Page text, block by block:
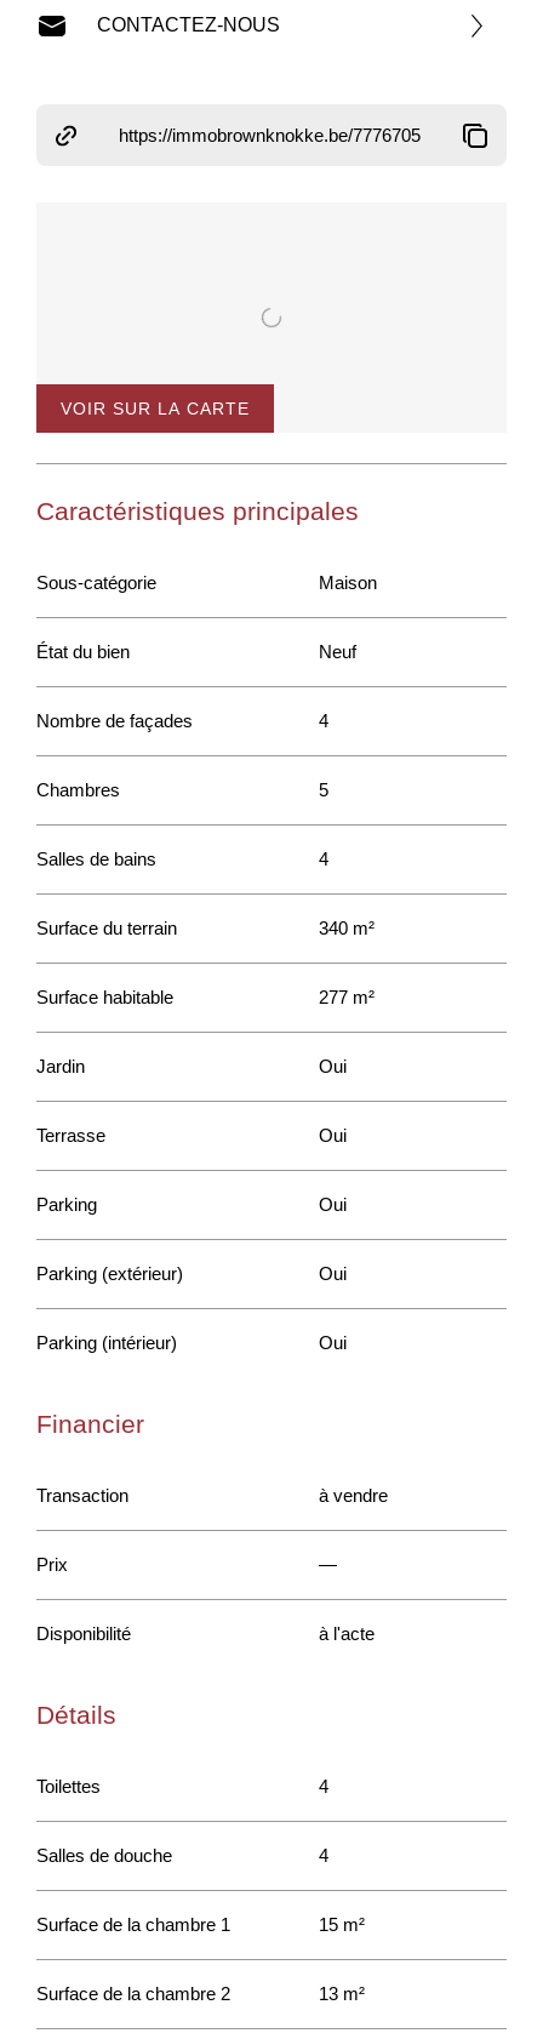
CONTACTEZ-NOUS
https://immobrownknokke.be/7776705
VOIR SUR LA CARTE
Caractéristiques principales
Sous-catégorie Maison
État du bien Neuf
Nombre de façades 4
Chambres 5
Salles de bains 4
Surface du terrain 340 m²
Surface habitable 277 m²
Jardin Oui
Terrasse Oui
Parking Oui
Parking (extérieur) Oui
Parking (intérieur) Oui
Financier
Transaction à vendre
Prix —
Disponibilité à l'acte
Détails
Toilettes 4
Salles de douche 4
Surface de la chambre 1 15 m²
Surface de la chambre 2 13 m²